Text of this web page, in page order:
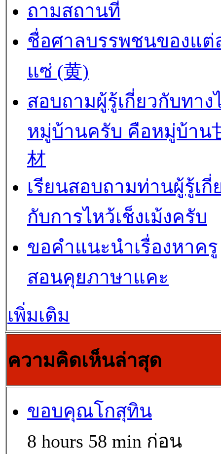
ถามสถานที่
ชื่อศาลบรรพชนของแต่
แซ่ (黄)
สอบถามผู้รู้เกี่ยวกับทาง
หมู่บ้านครับ คือหมู่บ้าน
材
เรียนสอบถามท่านผู้รู้เกี่
กับการไหว้เช็งเม้งครับ
ขอคำแนะนำเรื่องหาครู
สอนคุยภาษาแคะ
เพิ่มเติม
ความคิดเห็นล่าสุด
ขอบคุณโกสุทิน
8 hours 58 min ก่อน